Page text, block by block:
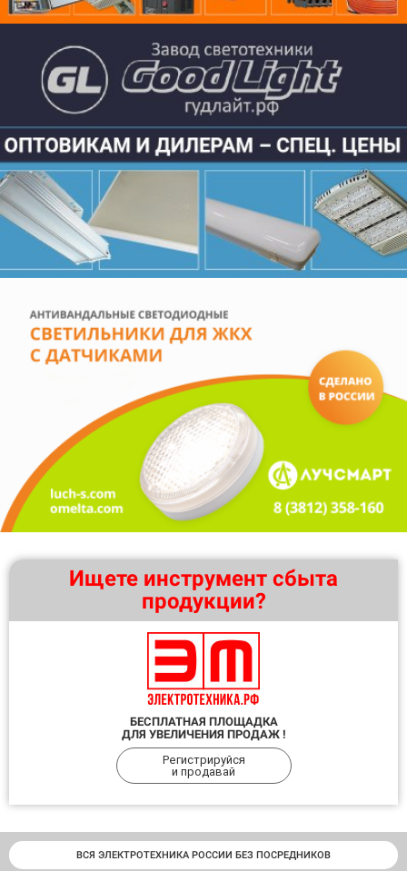
Ищете инструмент сбыта
продукции?
БЕСПЛАТНАЯ ПЛОЩАДКА
ДЛЯ УВЕЛИЧЕНИЯ ПРОДАЖ !
Регистрируйся
и продавай
ВСЯ ЭЛЕКТРОТЕХНИКА РОССИИ БЕЗ ПОСРЕДНИКОВ